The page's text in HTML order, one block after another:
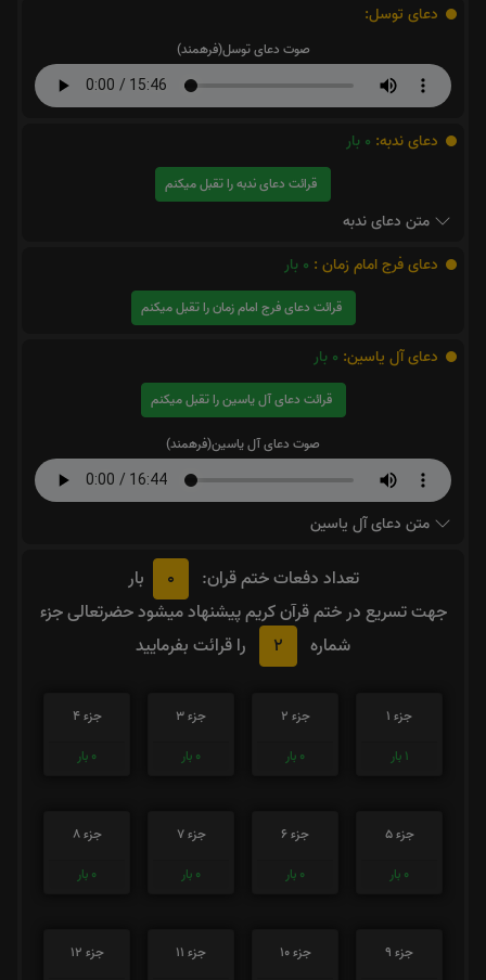
دعای توسل:
صوت دعای توسل(فرهمند)
دعای ندبه: 0 بار
قرائت دعای ندبه را تقبل میکنم
متن دعای ندبه
دعای فرج امام زمان : 0 بار
قرائت دعای فرج امام زمان را تقبل میکنم
دعای آل یاسین: 0 بار
قرائت دعای آل یاسین را تقبل میکنم
صوت دعای آل یاسین(فرهمند)
متن دعای آل یاسین
تعداد دفعات ختم قران: 0
بار
جهت تسریع در ختم قرآن کریم پیشنهاد میشود حضرتعالی جزء
شماره
2 را قرائت بفرمایید
جزء 1
1 بار
جزء 2
0 بار
جزء 3
0 بار
جزء 4
0 بار
جزء 5
0 بار
جزء 6
0 بار
جزء 7
0 بار
جزء 8
0 بار
جزء 9
جزء 10
جزء 11
جزء 12